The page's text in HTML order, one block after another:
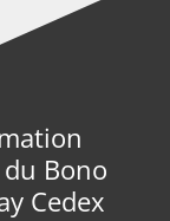
Bono
Cedex